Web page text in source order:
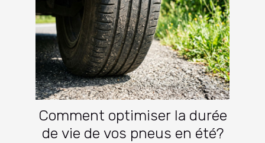
Comment optimiser la durée
de vie de vos pneus en été?